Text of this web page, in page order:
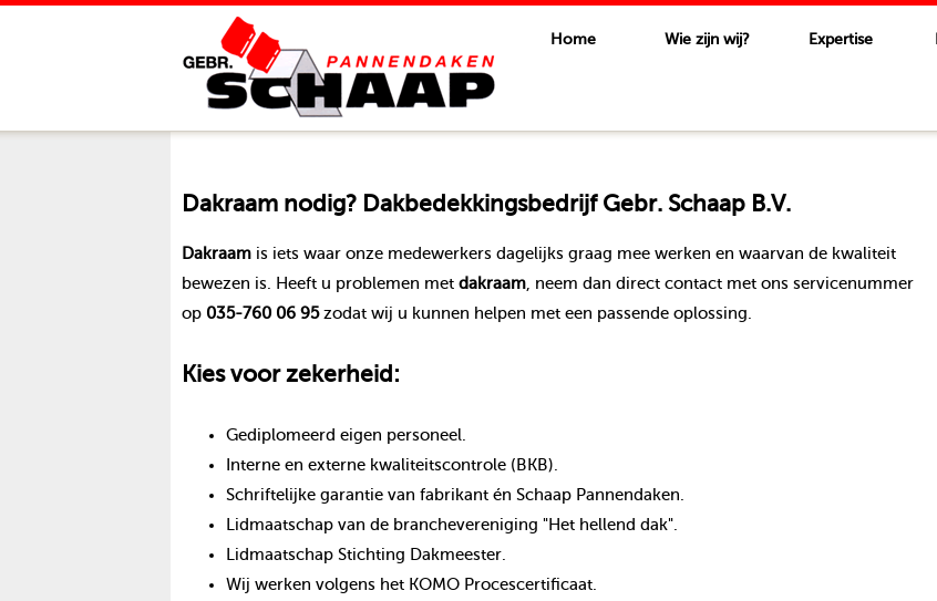
Home Wie zijn wij? Expertise
Dakraamnodig? Dakbedekkingsbedrijf Gebr. Schaap B.V.
Dakraamis iets waar onze medewerkers dagelijks graag mee werken en waarvan de kwaliteit
bewezen is. Heeft u problemen met dakraam, neem dan direct contact met ons servicenummer
op 035-760 06 95zodat wij u kunnen helpen met een passende oplossing.
Kies voor zekerheid:
Gediplomeerd eigen personeel.
Interne en externe kwaliteitscontrole (BKB).
Schriftelijke garantie van fabrikant én Schaap Pannendaken.
Lidmaatschap van de branchevereniging "Het hellend dak".
Lidmaatschap Stichting Dakmeester.
Wij werken volgens het KOMO Procescertificaat.